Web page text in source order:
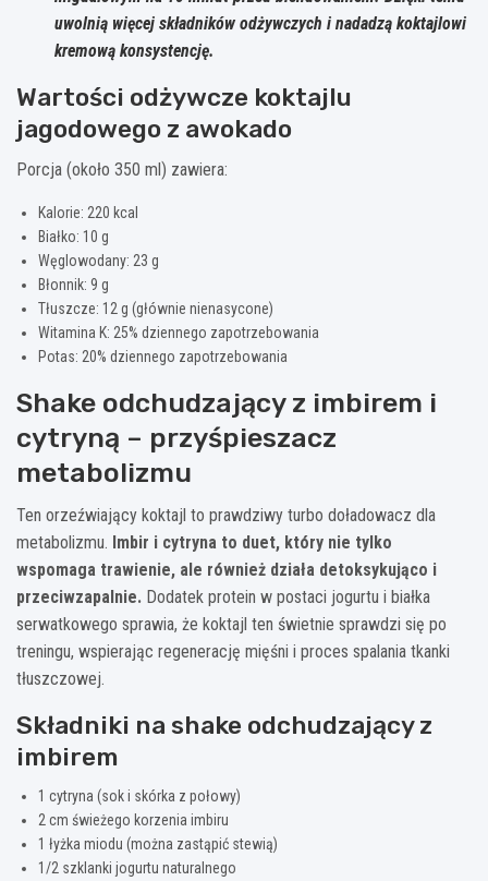
uwolnią więcej składników odżywczych i nadadzą koktajlowi
kremową konsystencję.
Wartości odżywcze koktajlu
jagodowego z awokado
Porcja (około 350 ml) zawiera:
Kalorie: 220 kcal
Białko: 10 g
Węglowodany: 23 g
Błonnik: 9 g
Tłuszcze: 12 g (głównie nienasycone)
Witamina K: 25% dziennego zapotrzebowania
Potas: 20% dziennego zapotrzebowania
Shake odchudzający z imbirem i
cytryną – przyśpieszacz
metabolizmu
Ten orzeźwiający koktajl to prawdziwy turbo doładowacz dla
metabolizmu. Imbir i cytryna to duet, który nie tylko
wspomaga trawienie, ale również działa detoksykująco i
przeciwzapalnie. Dodatek protein w postaci jogurtu i białka
serwatkowego sprawia, że koktajl ten świetnie sprawdzi się po
treningu, wspierając regenerację mięśni i proces spalania tkanki
tłuszczowej.
Składniki na shake odchudzający z
imbirem
1 cytryna (sok i skórka z połowy)
2 cm świeżego korzenia imbiru
1 łyżka miodu (można zastąpić stewią)
1/2 szklanki jogurtu naturalnego